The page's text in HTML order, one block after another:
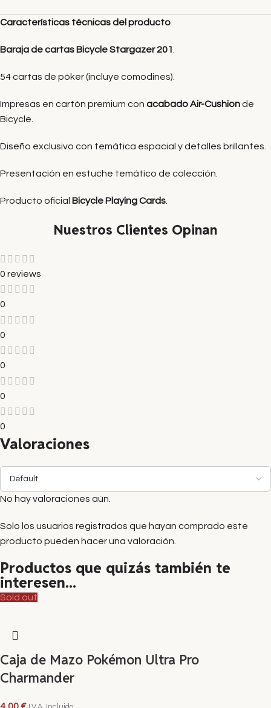
Características técnicas del producto
Baraja de cartas Bicycle Stargazer 201
54 cartas de póker (incluye comodines).
Impresas en cartón premium con acabado Air-Cushionde
Bicycle.
Diseño exclusivo con temática espacial y detalles brillantes.
Presentación en estuche temático de colección.
Producto oficial Bicycle Playing Cards
Nuestros Clientes Opinan
0 reviews
0
0
0
0
0
Valoraciones
No hay valoraciones aún.
Solo los usuarios registrados que hayan comprado este
producto pueden hacer una valoración.
Productos que quizás también te
interesen...
Sold out
Caja de Mazo Pokémon Ultra Pro
Charmander